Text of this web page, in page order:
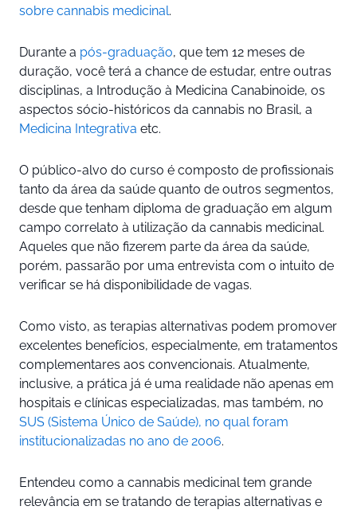
sobre cannabis medicinal.
Durante a pós-graduação, que tem 12 meses de
duração, você terá a chance de estudar, entre outras
disciplinas, a Introdução à Medicina Canabinoide, os
aspectos sócio-históricos da cannabis no Brasil, a
Medicina Integrativa etc.
O público-alvo do curso é composto de profissionais
tanto da área da saúde quanto de outros segmentos,
desde que tenham diploma de graduação em algum
campo correlato à utilização da cannabis medicinal.
Aqueles que não fizerem parte da área da saúde,
porém, passarão por uma entrevista com o intuito de
verificar se há disponibilidade de vagas.
Como visto, as terapias alternativas podem promover
excelentes benefícios, especialmente, em tratamentos
complementares aos convencionais. Atualmente,
inclusive, a prática já é uma realidade não apenas em
hospitais e clínicas especializadas, mas também, no
SUS (Sistema Único de Saúde), no qual foram
institucionalizadas no ano de 2006.
Entendeu como a cannabis medicinal tem grande
relevância em se tratando de terapias alternativas e